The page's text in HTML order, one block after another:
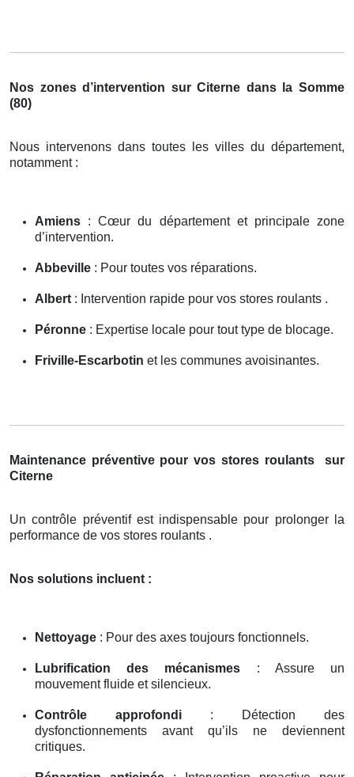
Nos zones d’intervention sur Citerne dans la Somme
(80)
Nous intervenons dans toutes les villes du département,
notamment :
Amiens : Cœur du département et principale zone
d’intervention.
Abbeville : Pour toutes vos réparations.
Albert : Intervention rapide pour vos stores roulants .
Péronne : Expertise locale pour tout type de blocage.
Friville-Escarbotin et les communes avoisinantes.
Maintenance préventive pour vos stores roulants
sur
Citerne
Un contrôle préventif est indispensable pour prolonger la
performance de vos stores roulants .
Nos solutions incluent :
Nettoyage : Pour des axes toujours fonctionnels.
Lubrification des mécanismes : Assure un
mouvement fluide et silencieux.
Contrôle approfondi : Détection des
dysfonctionnements avant qu’ils ne deviennent
critiques.